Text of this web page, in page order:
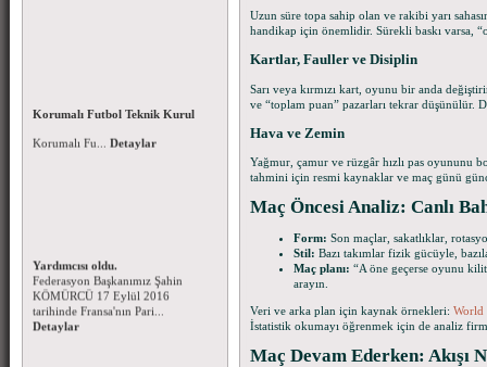
Kararları
Kararları-10.10.2016...Detaylar
Kursu (Ankara-İstanbul-İzmir)
15 – 16 EKİM 2016 tarihlerinde
Ankara – İstanbul - İzmir'de
Korumalı Fu...Detaylar
Federasyon Başkanımız Şahin
KÖMÜRCÜ 17 Eylül 2016
tarihinde Fransa'nın Pari...
Detaylar
Uzun süre topa sahip olan ve rakibi yarı
handikap için önemlidir. Sürekli baskı varsa,
Kartlar, Fauller ve Disiplin
Sarı veya kırmızı kart, oyunu bir anda
ve “toplam puan” pazarları tekrar düşünülür.
Hava ve Zemin
Yağmur, çamur ve rüzgâr hızlı pas oyununu
tahmini için resmi kaynaklar ve maç günü
Maç Öncesi Analiz: Canlı
Form: Son maçlar, sakatlıklar,
Stil: Bazı takımlar fizik gücüyle,
Maç planı: “A öne geçerse oyunu
arayın.
Veri ve arka plan için kaynak örnekleri: World
İstatistik okumayı öğrenmek için de analiz
Maç Devam Ederken: Akışı